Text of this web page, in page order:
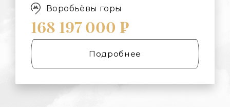
Воробьёвы горы
168 197 000 ₽
Подробнее